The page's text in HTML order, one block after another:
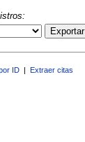
Exportar
ID Extraer citas